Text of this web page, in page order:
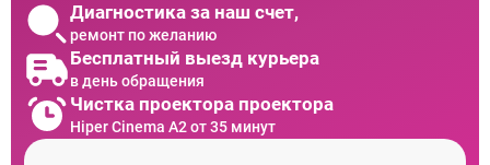
Диагностика за наш счет,
ремонт по желанию
Бесплатный выезд курьера
в день обращения
Чистка проектора проектора
Hiper Cinema A2 от 35 минут